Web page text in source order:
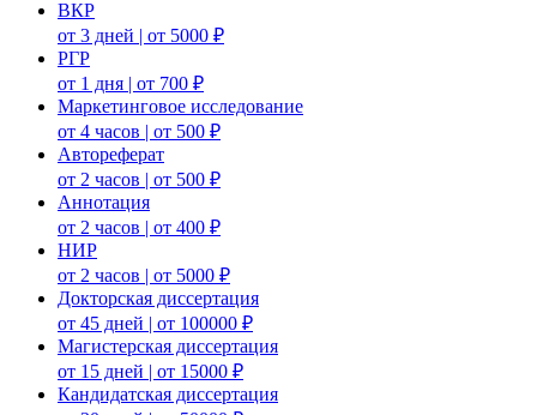
ВКР
от 3 дней | от 5000 ₽
РГР
от 1 дня | от 700 ₽
Маркетинговое исследование
от 4 часов | от 500 ₽
Автореферат
от 2 часов | от 500 ₽
Аннотация
от 2 часов | от 400 ₽
НИР
от 2 часов | от 5000 ₽
Докторская диссертация
от 45 дней | от 100000 ₽
Магистерская диссертация
от 15 дней | от 15000 ₽
Кандидатская диссертация